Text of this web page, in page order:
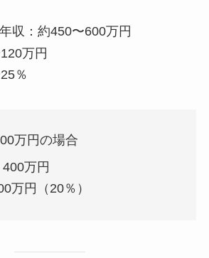
収：約450〜600万円
万円
％
万円の場合
万円
万円（20％）